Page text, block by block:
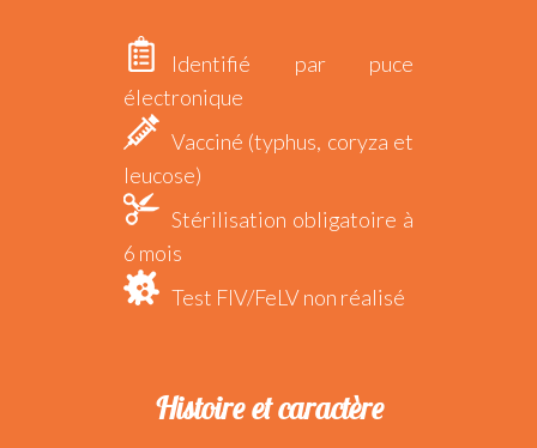
Identifié par puce
électronique
Vacciné (typhus, coryza et
leucose)
Stérilisation obligatoire à
6 mois
Test FIV/FeLV non réalisé
Histoire et caractère